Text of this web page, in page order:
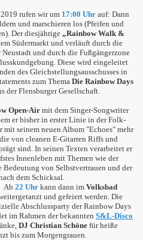
rufen wir um 17:00 Uhrauf: Dann
und marschieren los (Pfeifen und
Der diesjährige „Rainbow Walk &
Südermarkt und verläuft durch die
und durch die Fußgängerzone
Diese wird eingeleitet
des Gleichstellungsausschusses in
zum Thema Die Rainbow Days
der Flensburger Gesellschaft.
Open-Airmit dem Singer-Songwriter
er bisher in erster Linie in der Folk-
mit seinem neuen Album "Echoes" mehr
von cleanen E-Gitarren Riffs und
sind. In seinen Texten verarbeitet er
Innenleben mit Themen wie der
von Selbstvertrauen und der
dem Schicksal.
Ab 22 Uhr kann dann im Volksbad
und gefeiert werden. Die
Abschlussparty der Rainbow Days
im Rahmen der bekannten S&L-Disco
DJ Christian Schönefür heiße
bis zum Morgengrauen.